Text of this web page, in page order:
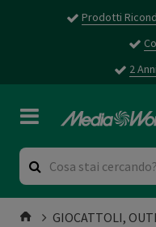
Prodotti
2
GIOCATTOLI,